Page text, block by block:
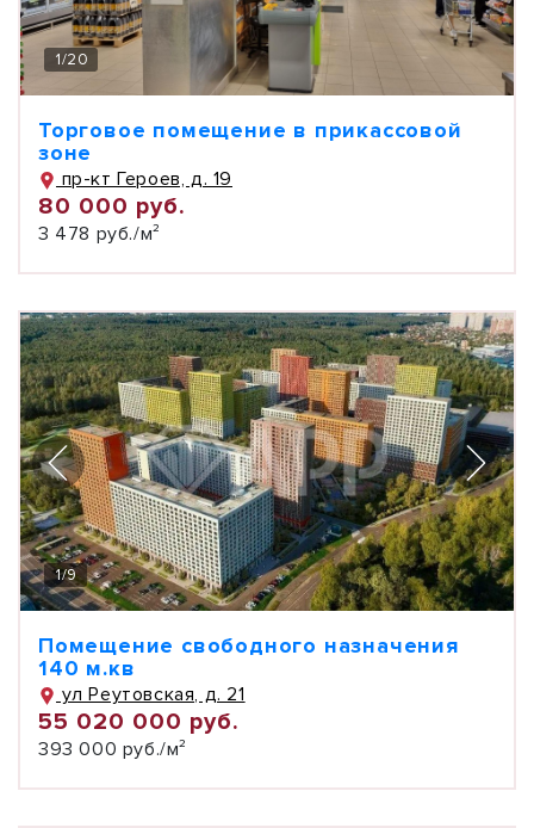
1/20
Торговое помещение в прикассовой
зоне
пр-кт Героев, д. 19
80 000 руб.
3 478 руб./м²
1/9
Помещение свободного назначения
140 м.кв
ул Реутовская, д. 21
55 020 000 руб.
393 000 руб./м²